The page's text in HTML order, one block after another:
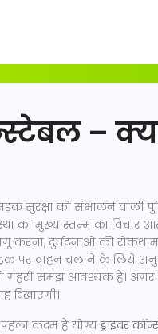
–
सुरक्षा को संभालने वाली
का मुख्य स्तम्भका विचार
करना, दुर्घटनाओं की
पर वाहन चलाने के लिये
गहरी समझ आवश्यक है। अगर
दिखाएगी।
पहला कदम है योग्यड्राइवर